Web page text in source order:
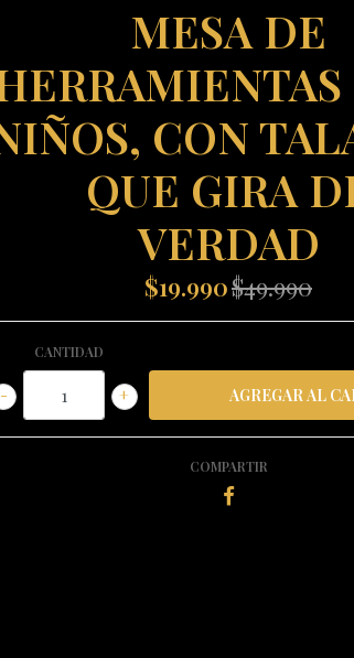
MESA DE
CON
QUE GIRA
VERDAD
$19.990$49.990
CANTIDAD
+
-
COMPARTIR